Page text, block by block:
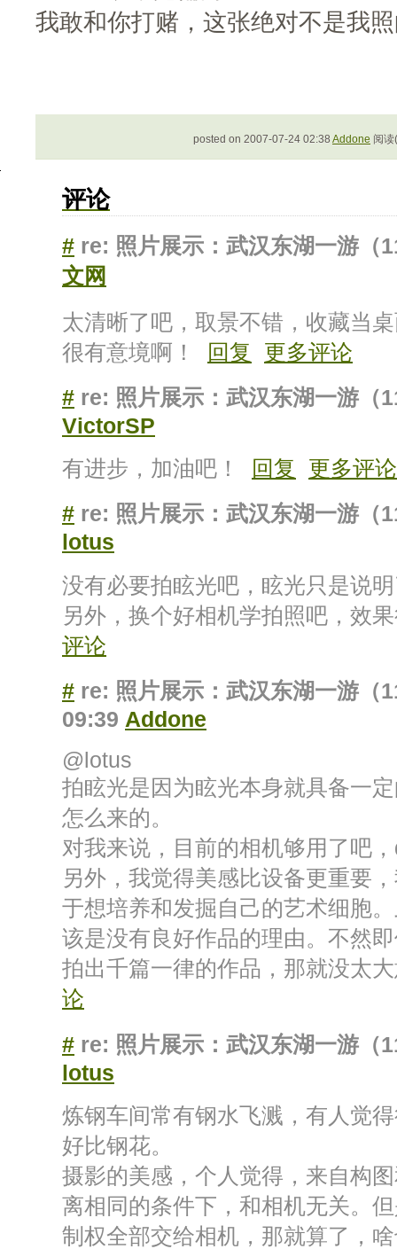
我敢和你打赌，这张绝对不是我
posted on 2007-07-24 02:38 Addone 阅
评论
# re: 照片展示：武汉东湖一游（
文网
太清晰了吧，取景不错，收藏当
很有意境啊！ 回复
更多评论
# re: 照片展示：武汉东湖一游（
VictorSP
有进步，加油吧！
回复
更多评论
# re: 照片展示：武汉东湖一游（
lotus
没有必要拍眩光吧，眩光只是说
另外，换个好相机学拍照吧，效
评论
# re: 照片展示：武汉东湖一游（
09:39 Addone
@lotus
拍眩光是因为眩光本身就具备一
怎么来的。
对我来说，目前的相机够用了吧
另外，我觉得美感比设备更重要
于想培养和发掘自己的艺术细胞
该是没有良好作品的理由。不然
拍出千篇一律的作品，那就没
论
# re: 照片展示：武汉东湖一游（
lotus
炼钢车间常有钢水飞溅，有人觉
好比钢花。
摄影的美感，个人觉得，来自构
离相同的条件下，和相机无关。
制权全部交给相机，那就算了，